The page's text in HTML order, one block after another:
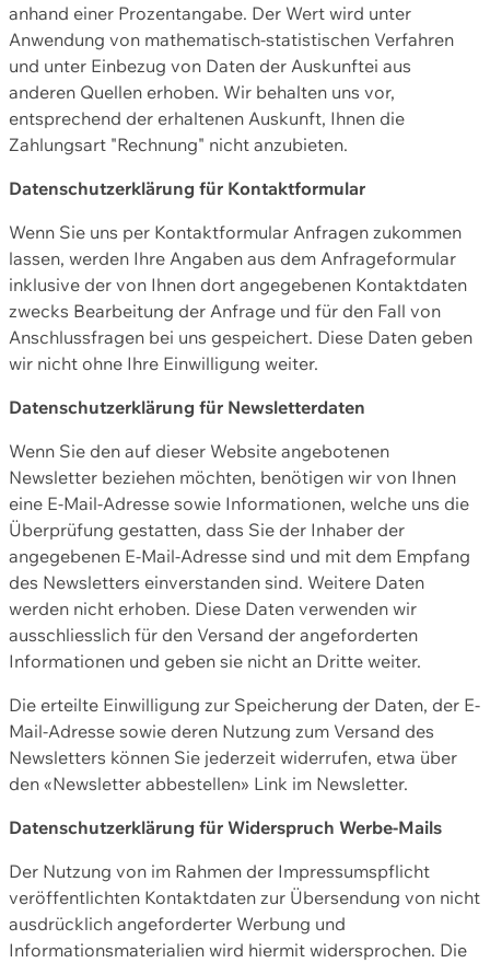
anhand einer Prozentangabe. Der Wert wird unter
Anwendung von mathematisch-statistischen Verfahren
und unter Einbezug von Daten der Auskunftei aus
anderen Quellen erhoben. Wir behalten uns vor,
entsprechend der erhaltenen Auskunft, Ihnen die
Zahlungsart "Rechnung" nicht anzubieten.
Datenschutzerklärung für Kontaktformular
Wenn Sie uns per Kontaktformular Anfragen zukommen
lassen, werden Ihre Angaben aus dem Anfrageformular
inklusive der von Ihnen dort angegebenen Kontaktdaten
zwecks Bearbeitung der Anfrage und für den Fall von
Anschlussfragen bei uns gespeichert. Diese Daten geben
wir nicht ohne Ihre Einwilligung weiter.
Datenschutzerklärung für Newsletterdaten
Wenn Sie den auf dieser Website angebotenen
Newsletter beziehen möchten, benötigen wir von Ihnen
eine E-Mail-Adresse sowie Informationen, welche uns die
Überprüfung gestatten, dass Sie der Inhaber der
angegebenen E-Mail-Adresse sind und mit dem Empfang
des Newsletters einverstanden sind. Weitere Daten
werden nicht erhoben. Diese Daten verwenden wir
ausschliesslich für den Versand der angeforderten
Informationen und geben sie nicht an Dritte weiter.
Die erteilte Einwilligung zur Speicherung der Daten, der E-
Mail-Adresse sowie deren Nutzung zum Versand des
Newsletters können Sie jederzeit widerrufen, etwa über
den «Newsletter abbestellen» Link im Newsletter.
Datenschutzerklärung für Widerspruch Werbe-Mails
Der Nutzung von im Rahmen der Impressumspflicht
veröffentlichten Kontaktdaten zur Übersendung von nicht
ausdrücklich angeforderter Werbung und
Informationsmaterialien wird hiermit widersprochen. Die